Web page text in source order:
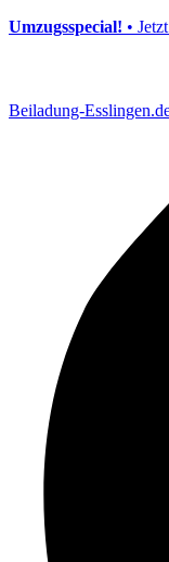
Umzugsspecial! •
Beiladung-